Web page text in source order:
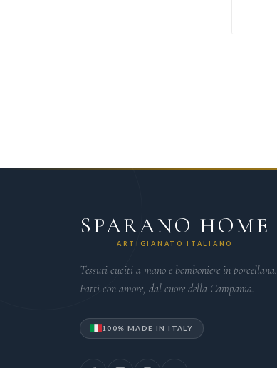
SPARANO HOME
ARTIGIANATO ITALIANO
Tessuti cuciti a mano e bomboniere in porcellana.
Fatti con amore, dal cuore della Campania.
100% MADE IN ITALY